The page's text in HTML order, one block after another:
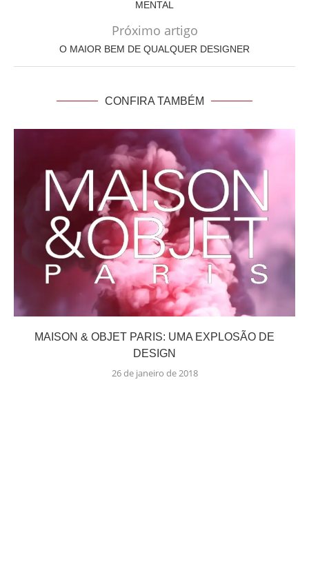
MENTAL
Próximo artigo
O MAIOR BEM DE QUALQUER DESIGNER
CONFIRA TAMBÉM
MAISON & OBJET PARIS: UMA EXPLOSÃO DE
DESIGN
26 de janeiro de 2018